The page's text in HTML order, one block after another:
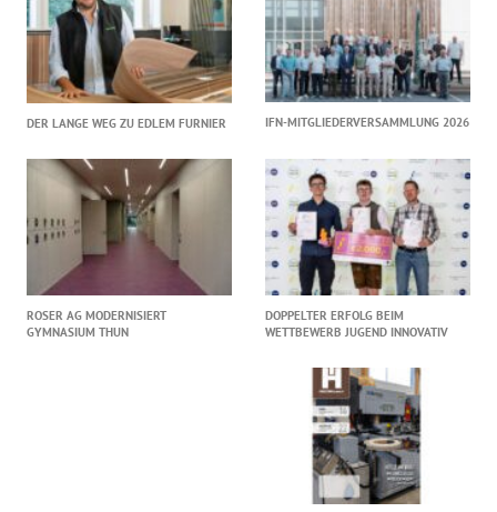
DER LANGE WEG ZU EDLEM FURNIER IFN-MITGLIEDERVERSAMMLUNG 2026
ROSER AG MODERNISIERT
GYMNASIUM THUN
DOPPELTER ERFOLG BEIM
WETTBEWERB JUGEND INNOVATIV